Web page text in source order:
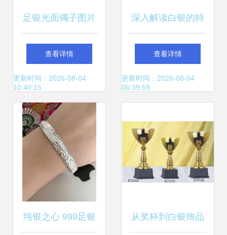
足银光面镯子图片
大全 简约之美与高
端品质的完美结合
查看详情
更新时间：2026-08-04
10:40:15
深入解读白银的特
性、成分与应用 以
白银饰品为起点
查看详情
更新时间：2026-08-04
06:39:59
纯银之心 999足银 从奖杯到白银饰品